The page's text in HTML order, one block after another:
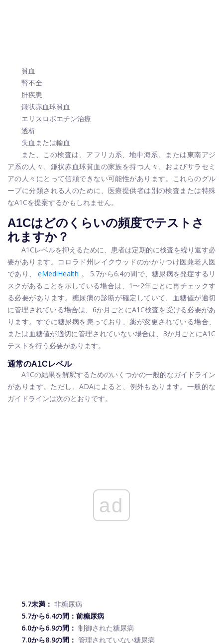
貧血
腎不全
肝疾患
鎌状赤血球貧血
エリスロポエチン治療
透析
失血または輸血
また、この検査は、アフリカ系、地中海系、または東南アジ
ア系の人々、鎌状赤血球貧血の家族を持つ人々、およびサラセミ
アの人々にとって信頼できない可能性があります。これらのグル
ープに分類される人のために、医療提供者は別の検査または特殊
なA1Cを提案するかもしれません。
A1Cはどのくらいの頻度でテストさ
れますか？
A1Cレベルを抑えるために、患者は定期的に検査を繰り返す必
要があります。コロラド州レイクウッドのかかりつけ医兼老人医
であり、eMediHealth 。 5.7から6.4の間で、糖尿病を発症するリ
スクがあることを示している場合は、1〜2年ごとに再チェックす
る必要があります。糖尿病の診断が確定していて、血糖値が適切
に管理されている場合は、6か月ごとにA1C検査を受ける必要があ
ります。すでに糖尿病を患っており、薬が変更されている場合、
または血糖値が適切に管理されていない場合は、3か月ごとにA1C
テストを行う必要があります。
通常のA1Cレベル
A1Cの結果を解釈するためのいくつかの一般的なガイドライン
があります。ただし、ADAによると、例外もあります。一般的な
ガイドラインは次のとおりです。
ad
5.7未満： 非糖尿病
5.7から6.4の間： 前糖尿病
6.0から6.9の間： 制御された糖尿病
7.0から8.9の間： 管理されていない糖尿病